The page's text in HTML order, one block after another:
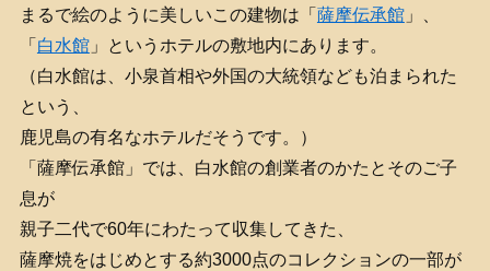
まるで絵のように美しいこの建物は「 薩摩伝承館」、
「 白水館」というホテルの敷地内にあります。
（白水館は、小泉首相や外国の大統領なども泊まられた
という、
鹿児島の有名なホテルだそうです。）
「薩摩伝承館」では、白水館の創業者のかたとそのご子
息が
親子二代で60年にわたって収集してきた、
薩摩焼をはじめとする約3000点のコレクションの一部が